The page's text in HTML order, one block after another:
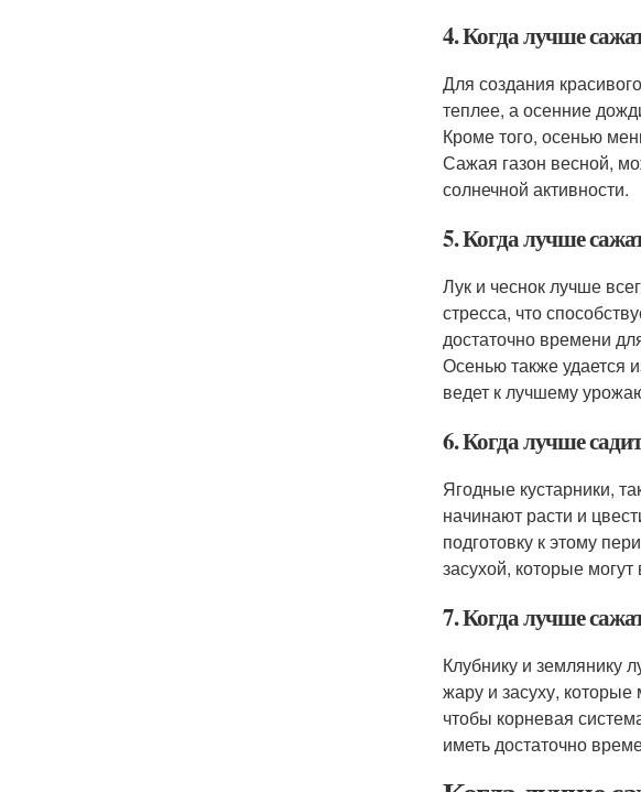
4. Когда лучше
Для создания
теплее, а осенние
Кроме того, осенью
Сажая газон весной,
солнечной активности.
5. Когда лучше
Лук и чеснок лучше
стресса, что
достаточно времени
Осенью также удается
ведет к лучшему
6. Когда лучше
Ягодные кустарники,
начинают расти и
подготовку к этому
засухой, которые
7. Когда лучше
Клубнику и землянику
жару и засуху,
чтобы корневая
иметь достаточно